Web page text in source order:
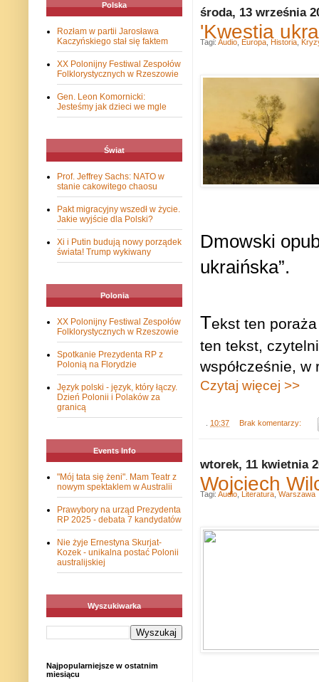
środa, 13 września
'Kwestia
Dmowski
ukraińska”.
Tekst ten
ten tekst,
współcześnie, w
Czytaj więcej >>
. 10:37 Brak komentarzy:
Tagi: Audio Europa Historia
wtorek, 11 kwietnia
Wojciech
Tagi: Audio Literatura Warszawa
Polska
Rozłam w partii Jarosława
Kaczyńskiego stał się faktem
XX Polonijny Festiwal Zespołów
Folklorystycznych w Rzeszowie
Gen. Leon Komornicki:
Jesteśmy jak dzieci we mgle
Świat
Prof. Jeffrey Sachs: NATO w
stanie cakowitego chaosu
Pakt migracyjny wszedł w życie.
Jakie wyjście dla Polski?
Xi i Putin budują nowy porządek
świata! Trump wykiwany
Polonia
XX Polonijny Festiwal Zespołów
Folklorystycznych w Rzeszowie
Spotkanie Prezydenta RP z
Polonią na Florydzie
Język polski - język, który łączy.
Dzień Polonii i Polaków za
granicą
Events Info
"Mój tata się żeni". Mam Teatr z
nowym spektaklem w Australii
Prawybory na urząd Prezydenta
RP 2025 - debata 7 kandydatów
Nie żyje Ernestyna Skurjat-
Kozek - unikalna postać Polonii
australijskiej
Wyszukiwarka
Najpopularniejsze w ostatnim
miesiącu